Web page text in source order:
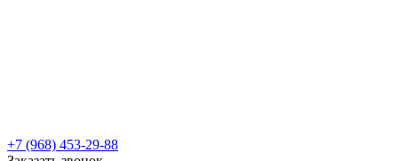
+7 (968) 453-29-88